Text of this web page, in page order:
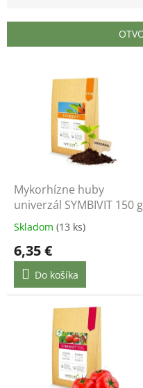
p
o
Mykorhízne huby
univerzál SYMBIVIT 150 g
Skladom (13 ks)
6,35 €
Do košíka